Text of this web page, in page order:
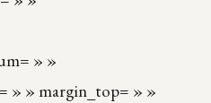
» »
» » margin_top= » »